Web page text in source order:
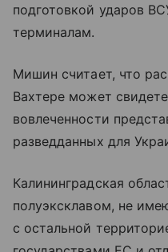
подготовкой ударов
терминалам.
Мишин считает, что
Вахтере может
вовлеченности
разведданных для
Калининградская
полуэксклавом, не
с остальной